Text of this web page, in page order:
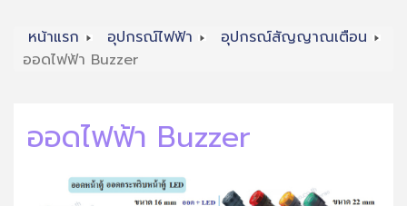
หน้าแรก อุปกรณ์ไฟฟ้า
อุปกรณ์สัญญาณเตือน
ออดไฟฟ้า Buzzer
ออดไฟฟ้า Buzzer